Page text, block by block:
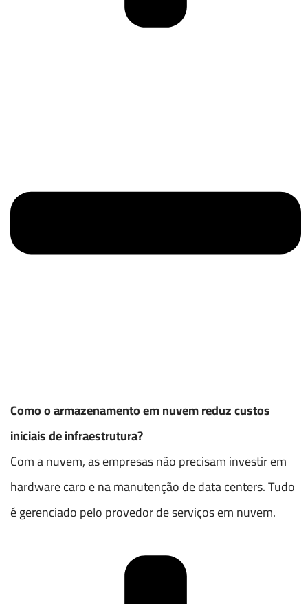
Como o armazenamento em nuvem reduz custos
iniciais de infraestrutura?
Com a nuvem, as empresas não precisam investir em
hardware caro e na manutenção de data centers. Tudo
é gerenciado pelo provedor de serviços em nuvem.